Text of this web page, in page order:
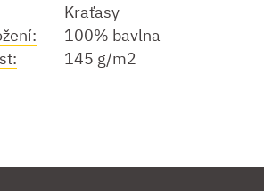
Kraťasy
100% bavlna
145 g/m2